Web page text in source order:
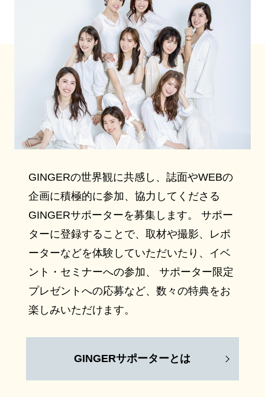
GINGERの世界観に共感し、誌面やWEBの
企画に積極的に参加、協力してくださる
GINGERサポーターを募集します。 サポー
ターに登録することで、取材や撮影、レポ
ーターなどを体験していただいたり、イベ
ント・セミナーへの参加、 サポーター限定
プレゼントへの応募など、数々の特典をお
楽しみいただけます。
GINGERサポーターとは